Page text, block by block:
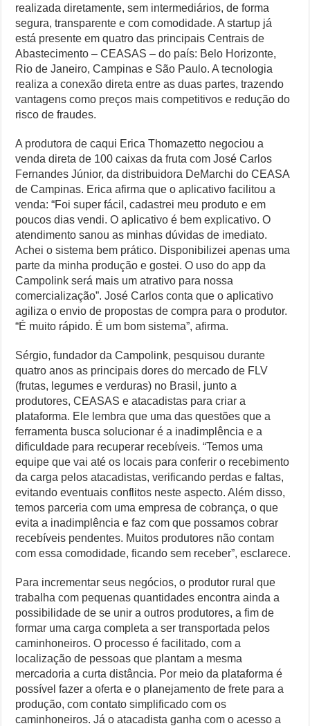
realizada diretamente, sem intermediários, de forma
segura, transparente e com comodidade. A startup já
está presente em quatro das principais Centrais de
Abastecimento – CEASAS – do país: Belo Horizonte,
Rio de Janeiro, Campinas e São Paulo. A tecnologia
realiza a conexão direta entre as duas partes, trazendo
vantagens como preços mais competitivos e redução do
risco de fraudes.
A produtora de caqui Erica Thomazetto negociou a
venda direta de 100 caixas da fruta com José Carlos
Fernandes Júnior, da distribuidora DeMarchi do CEASA
de Campinas. Erica afirma que o aplicativo facilitou a
venda: “Foi super fácil, cadastrei meu produto e em
poucos dias vendi. O aplicativo é bem explicativo. O
atendimento sanou as minhas dúvidas de imediato.
Achei o sistema bem prático. Disponibilizei apenas uma
parte da minha produção e gostei. O uso do app da
Campolink será mais um atrativo para nossa
comercialização”. José Carlos conta que o aplicativo
agiliza o envio de propostas de compra para o produtor.
“É muito rápido. É um bom sistema”, afirma.
Sérgio, fundador da Campolink, pesquisou durante
quatro anos as principais dores do mercado de FLV
(frutas, legumes e verduras) no Brasil, junto a
produtores, CEASAS e atacadistas para criar a
plataforma. Ele lembra que uma das questões que a
ferramenta busca solucionar é a inadimplência e a
dificuldade para recuperar recebíveis. “Temos uma
equipe que vai até os locais para conferir o recebimento
da carga pelos atacadistas, verificando perdas e faltas,
evitando eventuais conflitos neste aspecto. Além disso,
temos parceria com uma empresa de cobrança, o que
evita a inadimplência e faz com que possamos cobrar
recebíveis pendentes. Muitos produtores não contam
com essa comodidade, ficando sem receber”, esclarece.
Para incrementar seus negócios, o produtor rural que
trabalha com pequenas quantidades encontra ainda a
possibilidade de se unir a outros produtores, a fim de
formar uma carga completa a ser transportada pelos
caminhoneiros. O processo é facilitado, com a
localização de pessoas que plantam a mesma
mercadoria a curta distância. Por meio da plataforma é
possível fazer a oferta e o planejamento de frete para a
produção, com contato simplificado com os
caminhoneiros. Já o atacadista ganha com o acesso a